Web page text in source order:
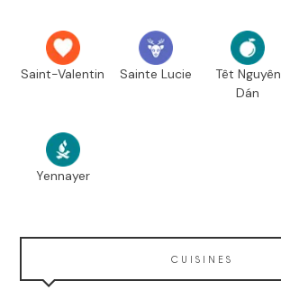
Saint-Valentin Sainte Lucie
Têt Nguyên
Dán
Yennayer
CUISINES